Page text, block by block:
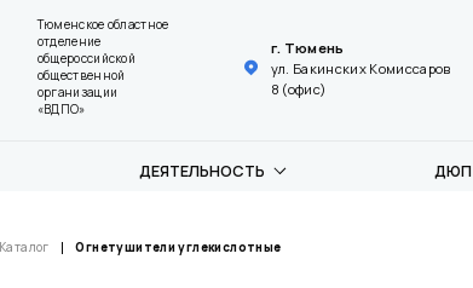
Тюменское областное
отделение
общероссийской
общественной
организации
«ВДПО»
г. Тюмень
ул. Бакинских Комиссаров
8 (офис)
ДЕЯТЕЛЬНОСТЬ ДЮП
Каталог Огнетушители углекислотные